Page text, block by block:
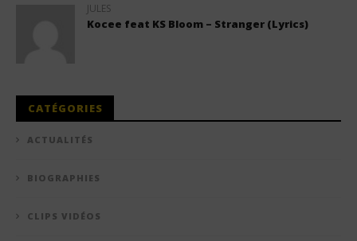
JULES
Kocee feat KS Bloom – Stranger (Lyrics)
CATÉGORIES
ACTUALITÉS
BIOGRAPHIES
CLIPS VIDÉOS